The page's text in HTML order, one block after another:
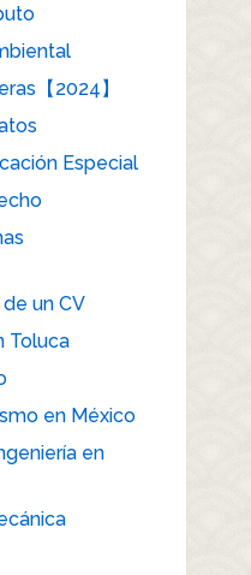
【2024】
Especial
un CV
Toluca
en México
en